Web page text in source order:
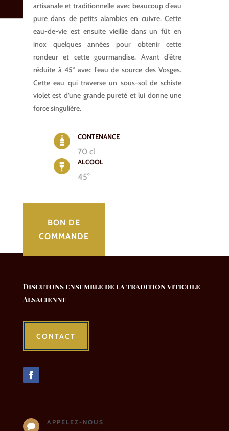
artisanale et traditionnelle avec beaucoup d’eau
pure dans de petits alambics en cuivre. Cette
eau-de-vie est ensuite vieillie dans un fût en
inox quelques années pour obtenir cette
rondeur et cette gourmandise. Avant d’être
réduite à 45° avec l’eau de source des Vosges.
Cette eau qui traverse un sous-sol de schiste
violet est d’une grande pureté et lui donne une
force singulière.
CONTENANCE
70 cl
ALCOOL
45°
BON DE
COMMANDE
Discutons ensemble de la tradition viticole
Alsacienne
CONTACT

APPELEZ-NOUS